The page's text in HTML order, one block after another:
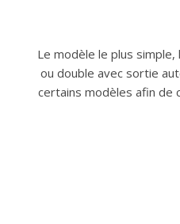
Le modèle le plus
ou double avec sortie
certains modèles afin de